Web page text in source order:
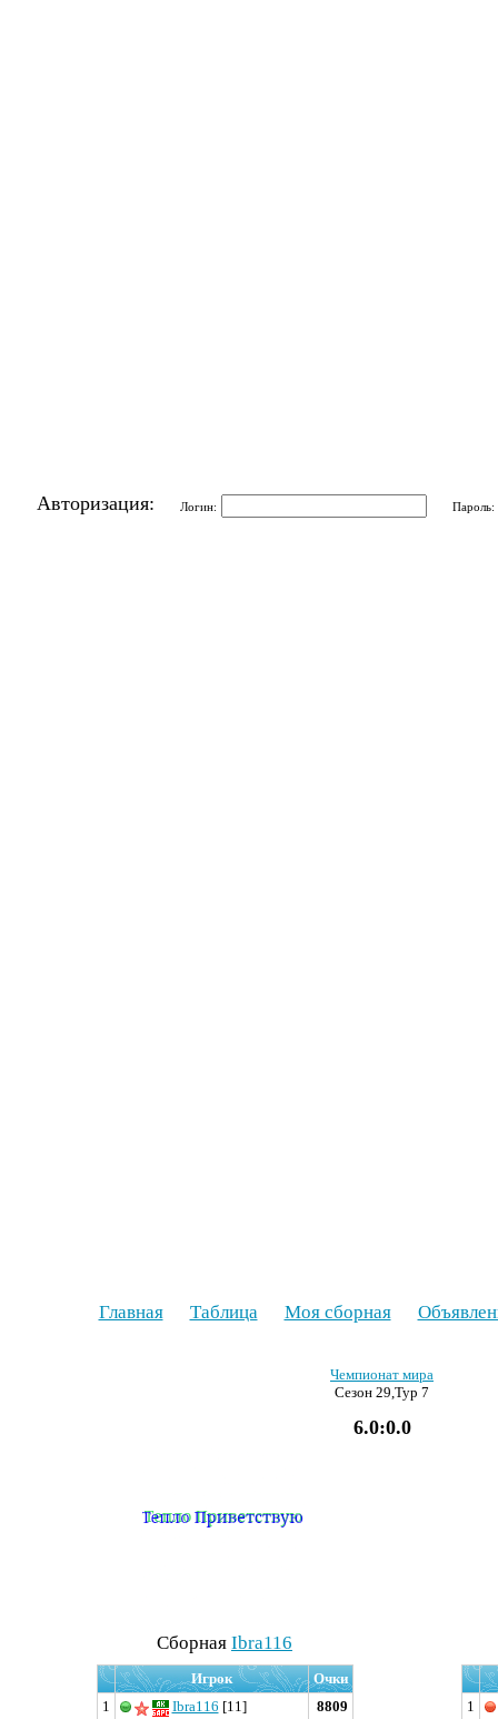
Авторизация: Логин: Пароль:
Главная Таблица Моя сборная
Чемпионат мира
Сезон 29,Тур 7
6.0:0.0
Cборная Ibra116
Игрок
Очки
1
Ibra116 [11] 8809 1